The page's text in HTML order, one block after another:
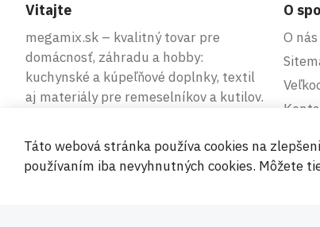
Vitajte
megamix.sk – kvalitný tovar pre
domácnosť, záhradu a hobby:
kuchynské a kúpeľňové doplnky, textil
aj materiály pre remeselníkov a kutilov.
O
O nás
Táto webová stránka používa cookies na
používaním iba nevyhnutných cookies. Môžete